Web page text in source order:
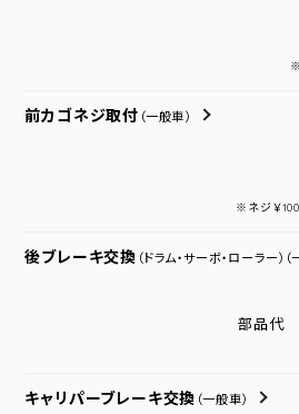
前カゴネジ取付 （一般車）
※ネジ￥
後ブレーキ交換 （ドラム・サーボ・ローラー）
部品代
キャリパーブレーキ交換 （一般車）